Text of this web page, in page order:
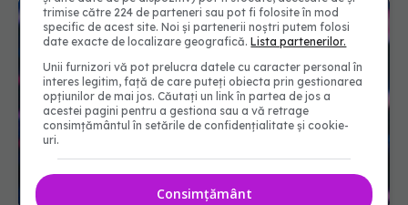
trimise către 224 de parteneri sau pot fi folosite în mod
specific de acest site. Noi și partenerii noștri putem folosi
date exacte de localizare geografică.Lista partenerilor.
Unii furnizori vă pot prelucra datele cu caracter personal în
interes legitim, față de care puteți obiecta prin gestionarea
opțiunilor de mai jos. Căutați un link în partea de jos a
acestei pagini pentru a gestiona sau a vă retrage
consimțământul în setările de confidențialitate și cookie-
uri.
Consimțământ